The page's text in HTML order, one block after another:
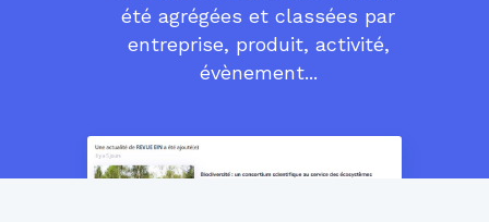
été agrégées et classées par
entreprise, produit, activité,
évènement...